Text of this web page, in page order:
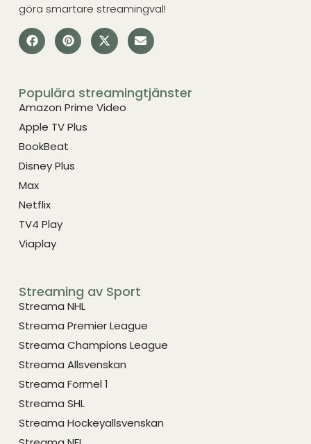
göra smartare streamingval!
Populära streamingtjänster
Amazon Prime Video
Apple TV Plus
BookBeat
Disney Plus
Max
Netflix
TV4 Play
Viaplay
Streaming av Sport
Streama NHL
Streama Premier League
Streama Champions League
Streama Allsvenskan
Streama Formel 1
Streama SHL
Streama Hockeyallsvenskan